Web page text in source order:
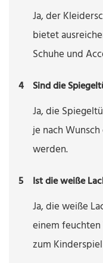
Ja, der
bietet
Schuhe und
4 Sind die
Ja, die
je nach
werden.
5 Ist die weiße
Ja, die weiße
einem feuchten
zum